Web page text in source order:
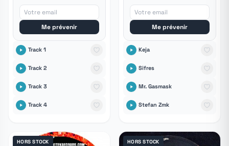
Me prévenir
Track 1
Track 2
Track 3
Track 4
Me prévenir
Keja
Sifres
Mr. Gasmask
Stefan Zmk
HORS STOCK HORS STOCK